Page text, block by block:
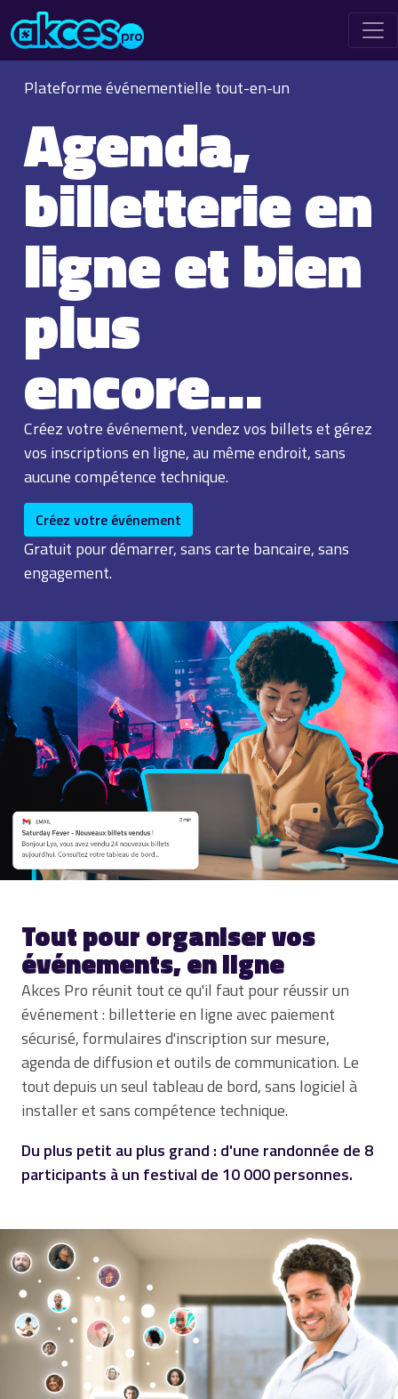
Plateforme événementielle tout-en-un
Agenda,
billetterie en
ligne et bien
plus
encore…
Créez votre événement, vendez vos billets et gérez
vos inscriptions en ligne, au même endroit, sans
aucune compétence technique.
Créez votre événement
Gratuit pour démarrer, sans carte bancaire, sans
engagement.
Tout pour organiser vos
événements, en ligne
Akces Pro réunit tout ce qu'il faut pour réussir un
événement : billetterie en ligne avec paiement
sécurisé, formulaires d'inscription sur mesure,
agenda de diffusion et outils de communication. Le
tout depuis un seul tableau de bord, sans logiciel à
installer et sans compétence technique.
Du plus petit au plus grand : d'une randonnée de 8
participants à un festival de 10 000 personnes.